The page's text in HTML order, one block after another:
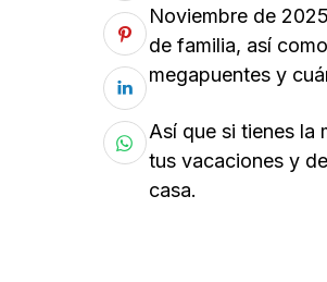
Noviembre de
de familia, así
megapuentes y
Así que si tienes la
tus vacaciones y
casa.